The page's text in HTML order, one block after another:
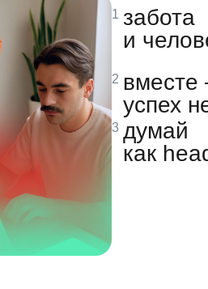
забота
и
успех
думай
как